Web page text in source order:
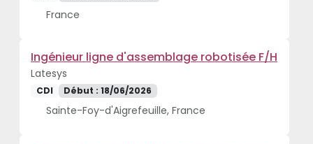
France
Ingénieur ligne d'assemblage robotisée F/H
Latesys
CDI Début : 18/06/2026
Sainte-Foy-d'Aigrefeuille, France